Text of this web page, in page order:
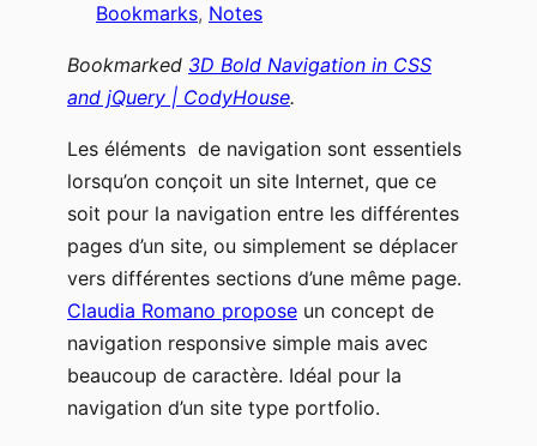
Bookmarks, Notes
Bookmarked 3D Bold Navigation in CSS
and jQuery | CodyHouse.
Les éléments de navigation sont essentiels
lorsqu’on conçoit un site Internet, que ce
soit pour la navigation entre les différentes
pages d’un site, ou simplement se déplacer
vers différentes sections d’une même page.
Claudia Romano propose un concept de
navigation responsive simple mais avec
beaucoup de caractère. Idéal pour la
navigation d’un site type portfolio.